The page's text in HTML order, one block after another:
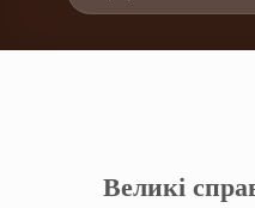
Великі